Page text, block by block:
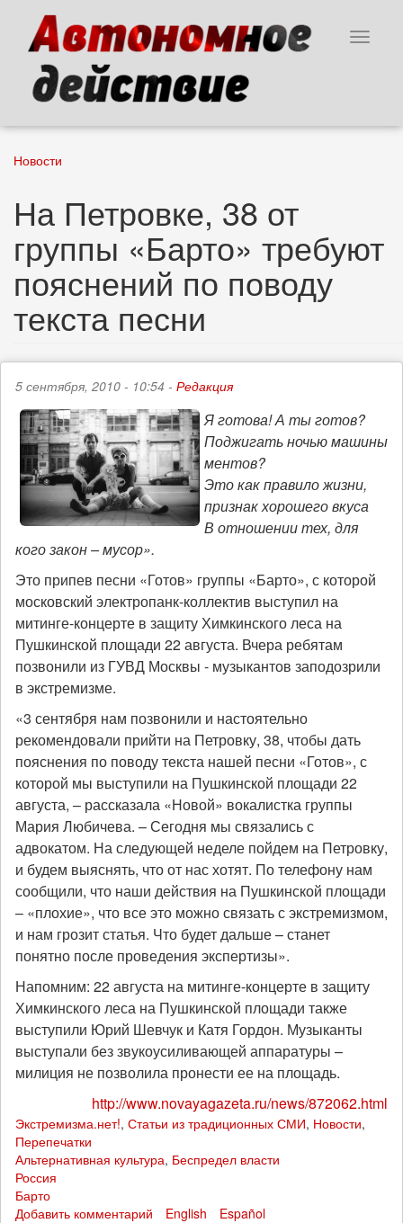
основному
содержанию
Toggle
Новости
На Петровке, 38 от
группы «Барто» требуют
пояснений по поводу
текста песни
5 сентября, 2010 - 10:54 - Редакция
Я готова! А ты готов?
Поджигать ночью машины
ментов?
Это как правило жизни,
признак хорошего вкуса
В отношении тех, для
кого закон – мусор».
Это припев песни «Готов» группы «Барто», с которой
московский электропанк-коллектив выступил на
митинге-концерте в защиту Химкинского леса на
Пушкинской площади 22 августа. Вчера ребятам
позвонили из ГУВД Москвы - музыкантов заподозрили
в экстремизме.
«3 сентября нам позвонили и настоятельно
рекомендовали прийти на Петровку, 38, чтобы дать
пояснения по поводу текста нашей песни «Готов», с
которой мы выступили на Пушкинской площади 22
августа, – рассказала «Новой» вокалистка группы
Мария Любичева. – Сегодня мы связались с
адвокатом. На следующей неделе пойдем на Петровку,
и будем выяснять, что от нас хотят. По телефону нам
сообщили, что наши действия на Пушкинской площади
– «плохие», что все это можно связать с экстремизмом,
и нам грозит статья. Что будет дальше – станет
понятно после проведения экспертизы».
Напомним: 22 августа на митинге-концерте в защиту
Химкинского леса на Пушкинской площади также
выступили Юрий Шевчук и Катя Гордон. Музыканты
выступали без звукоусиливающей аппаратуры –
милиция не позволила пронести ее на площадь.
http://www.novayagazeta.ru/news/872062.html
Экстремизма.нет!, Статьи из традиционных СМИ, Новости,
Перепечатки
Альтернативная культура, Беспредел власти
Россия
Барто
Добавить комментарий
English Español